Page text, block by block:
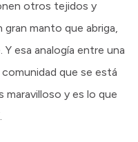
otros tejidos y
manto que abriga,
esa analogía entre una
que se está
maravilloso y es lo que